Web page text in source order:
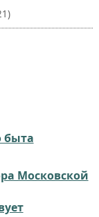
быта
Московской